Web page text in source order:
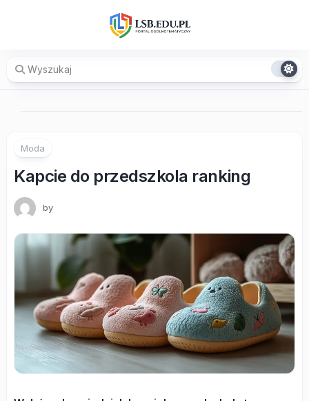
Moda
Kapcie do przedszkola ranking
by